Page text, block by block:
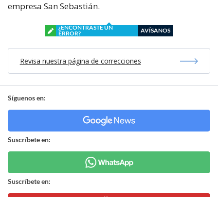
empresa San Sebastián.
¿ENCONTRASTE UN
ERROR?
AVÍSANOS
Revisa nuestra página de correcciones
Síguenos en:
Suscríbete en:
Suscríbete en: